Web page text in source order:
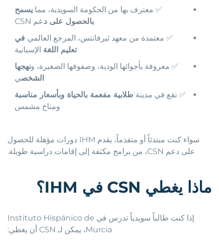
✅ معترف بها من الحكومة السويدية، مما يسمح
بالحصول على دعم CSN
✅ معتمدة من معهد ثيرفانتس، المرجع العالمي في
تعليم اللغةالإسبانية
✅ معروفة بأجوائها الودية، وصفوفها الصغيرة، ونهجها
الشخصي
✅ تقع في مدينة طلابية مفعمة بالحياة وبأسعار مناسبة
ومناخ مشمس
سواء كنت مبتدئاً أو متقدماً، يقدم IHM دورات مؤهلة للحصول
على دعم CSN، من برامج مكثفة إلى إقامات دراسية طويلة.
ماذا يغطيCSN فيIHM ؟
إذا كنت طالباً سويدياً تدرس في Instituto Hispánico de
Murcia، يمكن لـ CSN أن يغطي: